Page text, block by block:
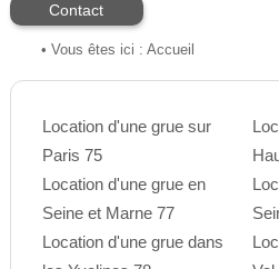
Contact
• Vous êtes ici : Accueil
Location d'une grue sur
Paris 75
Location d'une grue en
Seine et Marne 77
Location d'une grue dans